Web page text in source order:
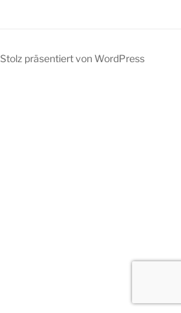
Stolz präsentiert von WordPress